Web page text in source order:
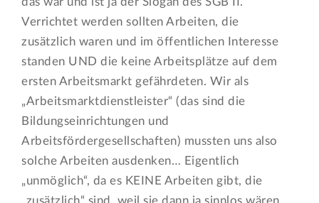
Verrichtet werden sollten Arbeiten, die
zusätzlich waren und im öffentlichen Interesse
standen UND die keine Arbeitsplätze auf dem
ersten Arbeitsmarkt gefährdeten. Wir als
„Arbeitsmarktdienstleister“ (das sind die
Bildungseinrichtungen und
Arbeitsfördergesellschaften) mussten uns also
solche Arbeiten ausdenken… Eigentlich
„unmöglich“, da es KEINE Arbeiten gibt, die